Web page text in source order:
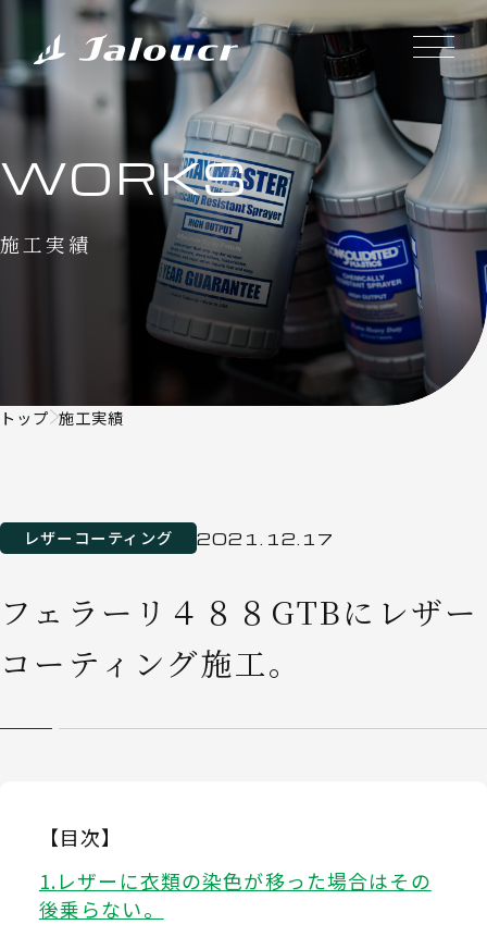
WORKS
施工実績
トップ 施工実績
レザーコーティング 2021.12.17
フェラーリ４８８GTBにレザー
コーティング施工。
【目次】
レザーに衣類の染色が移った場合はその
後乗らない。